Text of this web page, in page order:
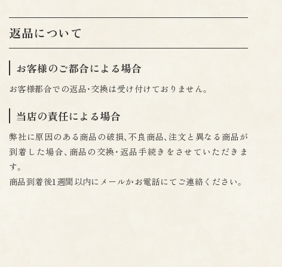
返品について
お客様のご都合による場合
お客様都合での返品・交換は受け付けておりません。
当店の責任による場合
弊社に原因のある商品の破損、不良商品、注文と異なる商品が
到着した場合、商品の交換・返品手続きをさせていただきま
す。
商品到着後1週間以内にメールかお電話にてご連絡ください。